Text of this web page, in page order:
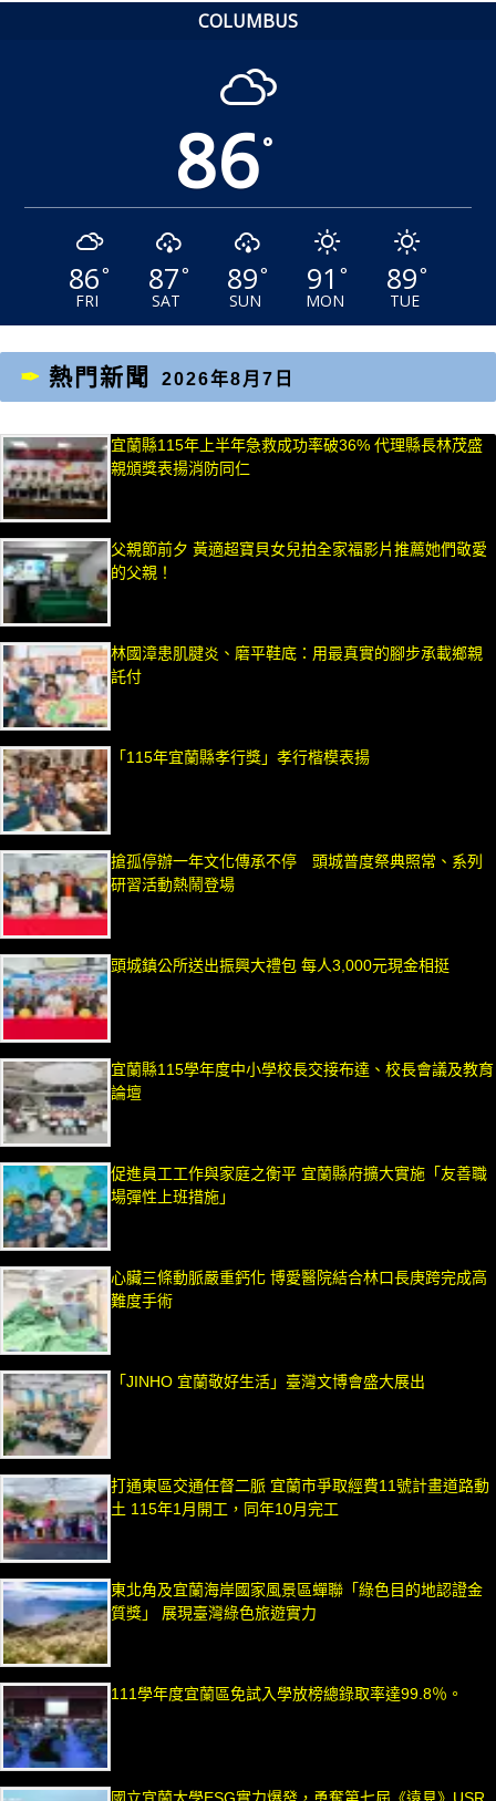
COLUMBUS
86°
86°
FRI
87°
SAT
89°
SUN
91 °
MON
89°
TUE
熱門新聞 2026年8月7日
宜蘭縣115年上半年急救成功率破36% 代理縣長林茂盛
親頒獎表揚消防同仁
父親節前夕 黃適超寶貝女兒拍全家福影片推薦她們敬愛
的父親！
林國漳患肌腱炎、磨平鞋底：用最真實的腳步承載鄉親
託付
「115年宜蘭縣孝行獎」孝行楷模表揚
搶孤停辦一年文化傳承不停 頭城普度祭典照常、系列
研習活動熱鬧登場
頭城鎮公所送出振興大禮包 每人3,000元現金相挺
宜蘭縣115學年度中小學校長交接布達、校長會議及教育
論壇
促進員工工作與家庭之衡平 宜蘭縣府擴大實施「友善職
場彈性上班措施」
心臟三條動脈嚴重鈣化 博愛醫院結合林口長庚跨完成高
難度手術
「JINHO 宜蘭敬好生活」臺灣文博會盛大展出
打通東區交通任督二脈 宜蘭市爭取經費11號計畫道路動
土 115年1月開工，同年10月完工
東北角及宜蘭海岸國家風景區蟬聯「綠色目的地認證金
質獎」 展現臺灣綠色旅遊實力
111學年度宜蘭區免試入學放榜總錄取率達99.8％。